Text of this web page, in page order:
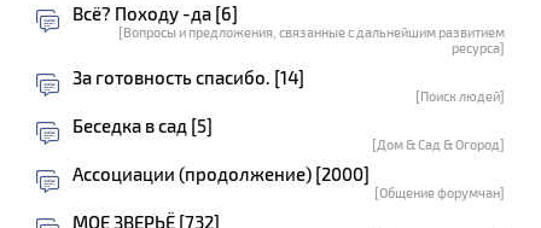
Всё? Походу -да [6]
[Вопросы и предложения, связанные с дальнейшим развитием
ресурса]
За готовность спасибо. [14]
[Поиск людей]
Беседка в сад [5]
[Дом & Сад & Огород]
Ассоциации (продолжение) [2000]
[Общение форумчан]
МОЕ ЗВЕРЬЁ [732]